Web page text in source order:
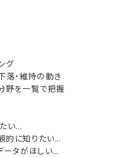
グ
落・維持の動き
野を一覧で把握
い...
的に知りたい...
ータがほしい...